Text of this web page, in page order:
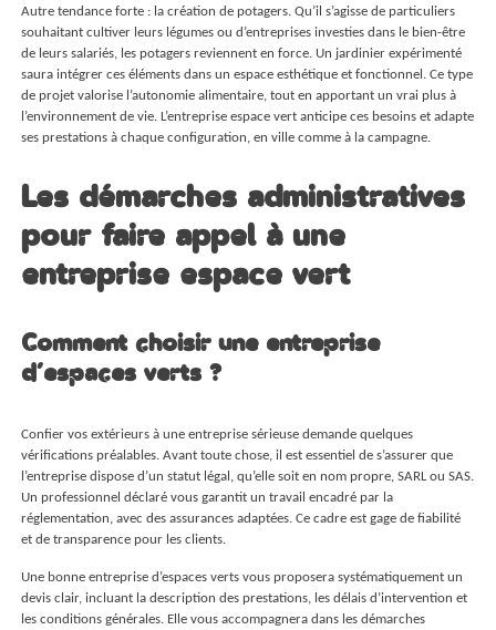
Autre tendance forte : la création de potagers. Qu’il s’agisse de particuliers
souhaitant cultiver leurs légumes ou d’entreprises investies dans le bien-être
de leurs salariés, les potagers reviennent en force. Un jardinier expérimenté
saura intégrer ces éléments dans un espace esthétique et fonctionnel. Ce type
de projet valorise l’autonomie alimentaire, tout en apportant un vrai plus à
l’environnement de vie. L’entreprise espace vert anticipe ces besoins et adapte
ses prestations à chaque configuration, en ville comme à la campagne.
Les démarches administratives
pour faire appel à une
entreprise espace vert
Comment choisir une entreprise
d’espaces verts ?
Confier vos extérieurs à une entreprise sérieuse demande quelques
vérifications préalables. Avant toute chose, il est essentiel de s’assurer que
l’entreprise dispose d’un statut légal, qu’elle soit en nom propre, SARL ou SAS.
Un professionnel déclaré vous garantit un travail encadré par la
réglementation, avec des assurances adaptées. Ce cadre est gage de fiabilité
et de transparence pour les clients.
Une bonne entreprise d’espaces verts vous proposera systématiquement un
devis clair, incluant la description des prestations, les délais d’intervention et
les conditions générales. Elle vous accompagnera dans les démarches